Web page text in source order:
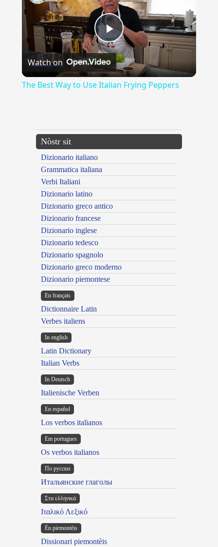
Play
Video
Watch on
The Best Way to Use Italian Frying Peppers
Nòstr sit
Dizionario italiano
Grammatica italiana
Verbi Italiani
Dizionario latino
Dizionario greco antico
Dizionario francese
Dizionario inglese
Dizionario tedesco
Dizionario spagnolo
Dizionario greco moderno
Dizionario piemontese
En français
Dictionnaire Latin
Verbes italiens
In english
Latin Dictionary
Italian Verbs
In Deutsch
Italienische Verben
En español
Los verbos italianos
Em portugues
Os verbos italianos
По русски
Итальянские глаголы
Στα ελληνικά
Ιταλικό Λεξικό
Ën piemontèis
Dissionari piemontèis